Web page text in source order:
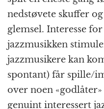
nedstøvete skuffer
glemsel. Interesse
jazzmusikken
jazzmusikere kan
spontant) får spille/
over noen
genuint interessert